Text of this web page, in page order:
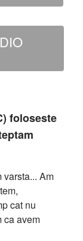
foloseste
varsta... Am
cat nu
ca avem